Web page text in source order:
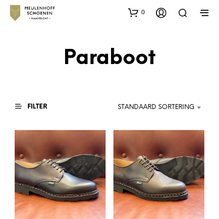
0
Paraboot
FILTER STANDAARD SORTERING